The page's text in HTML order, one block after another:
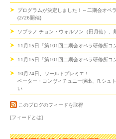
プログラムが決定しました！～二期会オペ
(2/26開催)
ソプラノ チョン・ウォルソン（田月仙）、
11月15日「第101回二期会オペラ研修所コ
11月15日「第101回二期会オペラ研修所コ
10月24日、ワールドプレミエ！
ペーター・コンヴィチュニー演出、R.シュ
い
このブログのフィードを取得
[フィードとは]